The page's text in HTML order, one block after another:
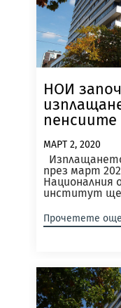
НОИ
МАРТ 2, 2020
през март
Националния
институт ще
Прочетете още